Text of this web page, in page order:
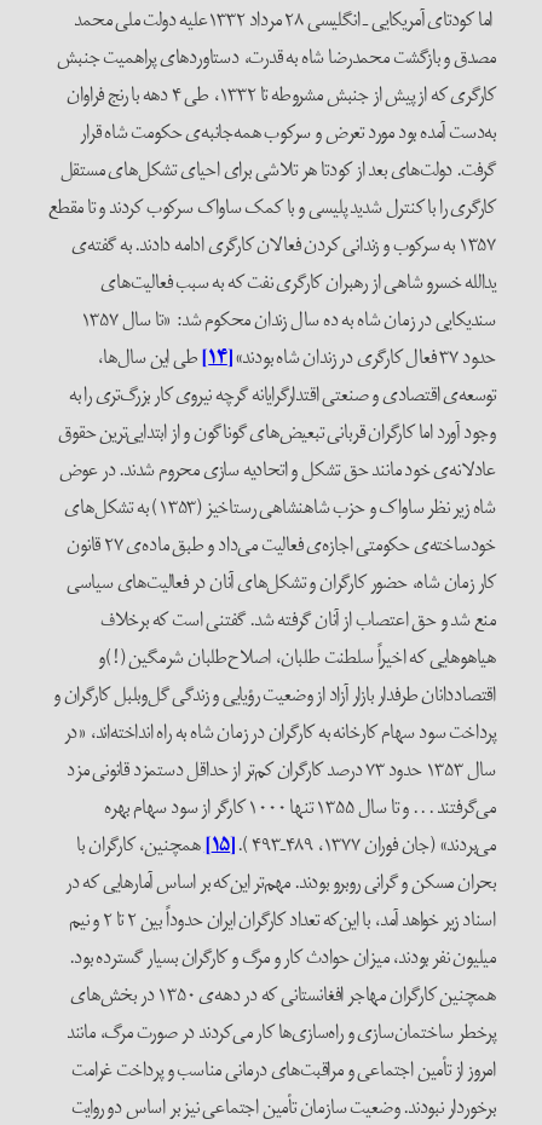
اما کودتای آمریکایی ـ انگلیسی ۲۸ مرداد ۱۳۳۲علیه دولت ملی محمد
مصدق و بازگشت محمدرضا شاه به قدرت، دستاورد‌های پراهمیت جنبش
کارگری که از پیش از جنبش مشروطه تا ۱۳۳۲، طی ۴ دهه با رنج فراوان
به‌دست آمده بود مورد تعرض و سرکوب همه‌جانبه‌ی حکومت شاه قرار
گرفت. دولت‌های بعد از کودتا هر تلاشی برای احیای تشکل‌های مستقل
کارگری را با کنترل شدید پلیسی و با کمک ساواک سرکوب کردند و تا مقطع
۱۳۵۷ به سرکوب و زندانی کردن فعالان کارگری ادامه دادند. به گفته‌ی
یدالله خسرو شاهی از رهبران کارگری نفت که به سبب فعالیت‌های
سندیکایی در زمان شاه به ده سال زندان محکوم شد: «تا سال ۱۳۵۷
حدود ۳۷ فعال کارگری در زندان شاه بودند»
[۱۴]
طی این سال‌ها،
توسعه‌ی اقتصادی و صنعتی اقتدارگرایانه گرچه نیروی کار بزرگ‌تری را به
وجود آورد اما کارگران قربانی تبعیض‌های گوناگون و از ابتدایی‌ترین حقوق
عادلانه‌ی خود مانند حق تشکل و اتحادیه سازی محروم شدند. در عوض
شاه زیر نظر ساواک و حزب شاهنشاهی رستاخیز (۱۳۵۳) به تشکل‌های
خودساخته‌ی حکومتی اجازه‌ی فعالیت می‌داد و طبق ماده‌ی ۲۷ قانون
کار زمان شاه، حضور کارگران و تشکل‌های آنان در فعالیت‌های سیاسی
منع شد و حق اعتصاب از آنان گرفته شد. گفتنی است که برخلاف
هیاهوهایی که اخیراً سلطنت طلبان، اصلاح‌طلبان شرمگین (!)و
اقتصاددانان طرفدار بازار آزاد از وضعیت رؤیایی و زندگی گل‌وبلبل کارگران و
پرداخت سود سهام کارخانه به کارگران در زمان شاه به راه انداخته‌اند، «در
سال ۱۳۵۳ حدود ۷۳ درصد کارگران کم‌تر از حداقل دستمزد قانونی مزد
می‌گرفتند . . . و تا سال ۱۳۵۵ تنها ۱۰۰۰ کارگر از سود سهام بهره
می‌بردند» (جان فوران ۱۳۷۷، ۴۸۹ـ۴۹۳ ).
[۱۵]
همچنین، کارگران با
بحران مسکن و گرانی روبرو بودند. مهم‌تر این‌که بر اساس آمارهایی که در
اسناد زیر خواهد آمد، با این‌که تعداد کارگران ایران حدوداً بین ۲ تا ۲ و نیم
میلیون نفر بودند، میزان حوادث کار و مرگ و کارگران بسیار گسترده بود.
همچنین کارگران مهاجر افغانستانی که در دهه‌ی ۱۳۵۰ در بخش‌های
پرخطر ساختمان‌سازی و راه‌سازی‌ها کار می‌کردند در صورت مرگ، مانند
امروز از تأمین اجتماعی و مراقبت‌های درمانی مناسب و پرداخت غرامت
برخوردار نبودند. وضعیت سازمان تأمین اجتماعی نیز بر اساس دو روایت